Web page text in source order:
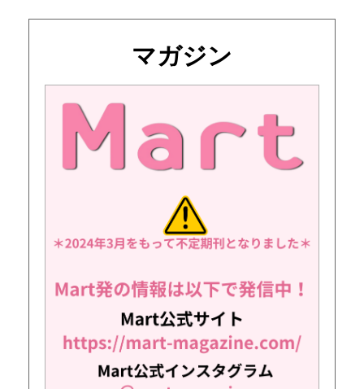
マガジン